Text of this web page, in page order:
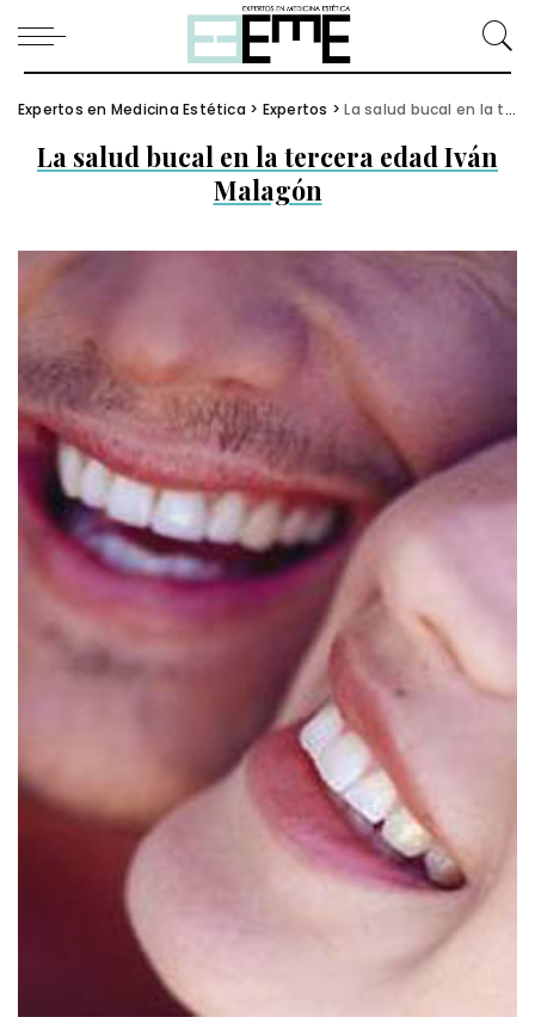
Expertos en Medicina Estética > Expertos >La salud bucal en la tercera edad Iván Malagón
La salud bucal en la tercera edad Iván
Malagón